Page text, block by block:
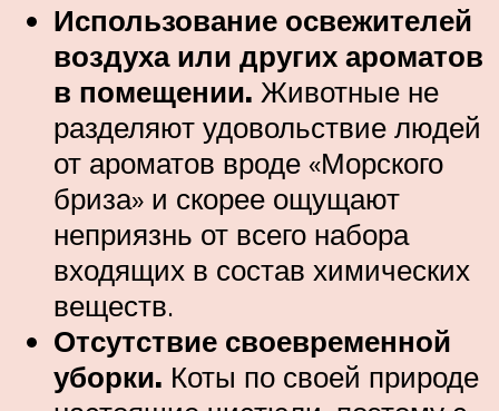
Использование освежителей
воздуха или других ароматов
в помещении. Животные не
разделяют удовольствие людей
от ароматов вроде «Морского
бриза» и скорее ощущают
неприязнь от всего набора
входящих в состав химических
веществ.
Отсутствие своевременной
уборки. Коты по своей природе